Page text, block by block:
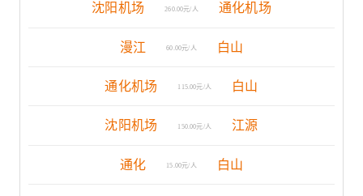
沈阳机场 260.00元/人 通化机场
漫江 60.00元/人 白山
通化机场 115.00元/人 白山
沈阳机场 150.00元/人 江源
通化 15.00元/人 白山